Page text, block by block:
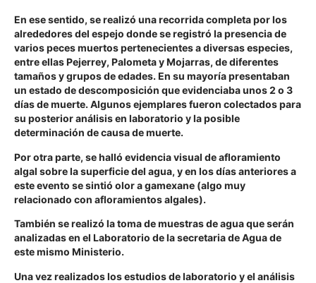
En ese sentido, se realizó una recorrida completa por los
alrededores del espejo donde se registró la presencia de
varios peces muertos pertenecientes a diversas especies,
entre ellas Pejerrey, Palometa y Mojarras, de diferentes
tamaños y grupos de edades. En su mayoría presentaban
un estado de descomposición que evidenciaba unos 2 o 3
días de muerte. Algunos ejemplares fueron colectados para
su posterior análisis en laboratorio y la posible
determinación de causa de muerte.
Por otra parte, se halló evidencia visual de afloramiento
algal sobre la superficie del agua, y en los días anteriores a
este evento se sintió olor a gamexane (algo muy
relacionado con afloramientos algales).
También se realizó la toma de muestras de agua que serán
analizadas en el Laboratorio de la secretaria de Agua de
este mismo Ministerio.
Una vez realizados los estudios de laboratorio y el análisis